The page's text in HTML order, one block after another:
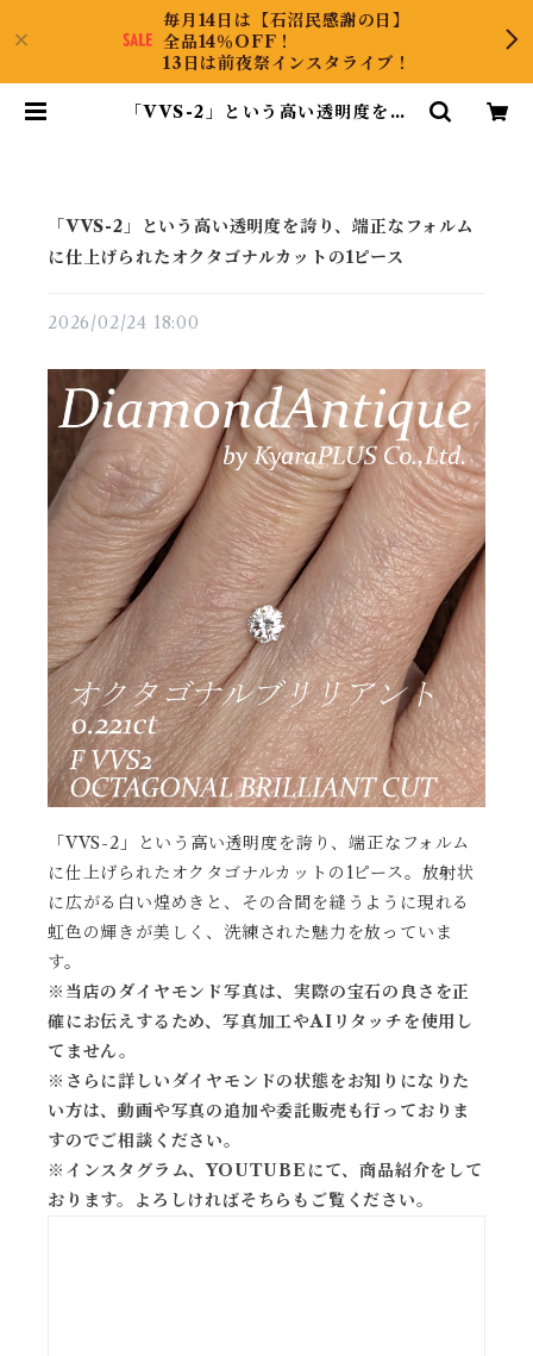
毎月14日は【石沼民感謝の日】
全品14％OFF！
13日は前夜祭インスタライブ！
「VVS-2」という高い透明度を誇
「VVS-2」という高い透明度を誇り、端正なフォルム
に仕上げられたオクタゴナルカットの1ピース
2026/02/24 18:00
「VVS-2」という高い透明度を誇り、端正なフォルム
に仕上げられたオクタゴナルカットの1ピース。放射状
に広がる白い煌めきと、その合間を縫うように現れる
虹色の輝きが美しく、洗練された魅力を放っていま
す。
※当店のダイヤモンド写真は、実際の宝石の良さを正
確にお伝えするため、写真加工やAIリタッチを使用し
てません。
※ さらに詳しいダイヤモンドの状態をお知りになりた
い方は、動画や写真の追加や委託販売も行っておりま
すのでご相談ください。
※ インスタグラム、YOUTUBEにて、商品紹介をして
おります。よろしければそちらもご覧ください。